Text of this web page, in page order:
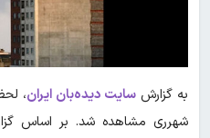
به گزارش سایت دیده‌بان ایران،
شهرری مشاهده شد. بر اساس